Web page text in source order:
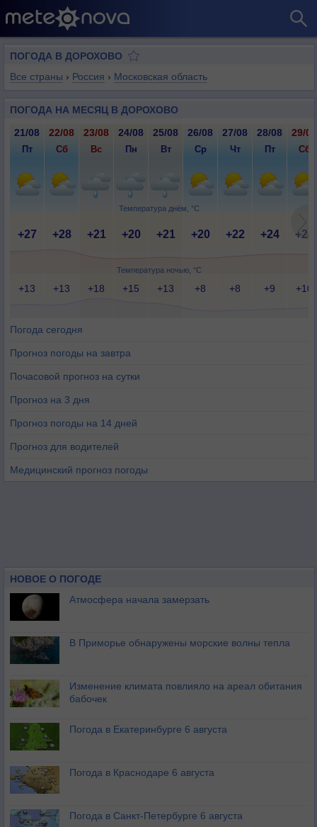
ПОГОДА В ДОРОХОВО
Все страны › Россия › Московская область
ПОГОДА НА МЕСЯЦ В ДОРОХОВО
Температура днём, °C
Температура ночью, °C
21/08 22/08 23/08 24/08 25/08 26/08 27/08 28/08 29/08
Пт Сб Вс Пн Вт Ср Чт Пт Сб
+27 +28 +21 +20 +21 +20 +22 +24 +24
+13 +13 +18 +15 +13 +8 +8 +9 +10
Погода сегодня
Прогноз погоды на завтра
Почасовой прогноз на сутки
Прогноз на 3 дня
Прогноз погоды на 14 дней
Прогноз для водителей
Медицинский прогноз погоды
НОВОЕ О ПОГОДЕ
Атмосфера начала замерзать
В Приморье обнаружены морские волны тепла
Изменение климата повлияло на ареал обитания
бабочек
Погода в Екатеринбурге 6 августа
Погода в Краснодаре 6 августа
Погода в Санкт-Петербурге 6 августа